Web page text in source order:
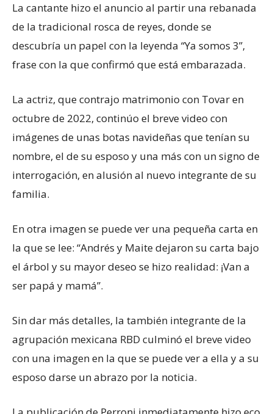
La cantante hizo el anuncio al partir una rebanada
de la tradicional rosca de reyes, donde se
descubría un papel con la leyenda “Ya somos 3”,
frase con la que confirmó que está embarazada.
La actriz, que contrajo matrimonio con Tovar en
octubre de 2022, continúo el breve video con
imágenes de unas botas navideñas que tenían su
nombre, el de su esposo y una más con un signo de
interrogación, en alusión al nuevo integrante de su
familia.
En otra imagen se puede ver una pequeña carta en
la que se lee: “Andrés y Maite dejaron su carta bajo
el árbol y su mayor deseo se hizo realidad: ¡Van a
ser papá y mamá”.
Sin dar más detalles, la también integrante de la
agrupación mexicana RBD culminó el breve video
con una imagen en la que se puede ver a ella y a su
esposo darse un abrazo por la noticia.